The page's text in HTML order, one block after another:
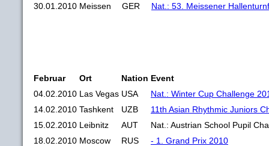
30.01.2010 Meissen GER Nat.: 53. Meissener
Februar Ort Nation Event
04.02.2010 Las Vegas USA
Nat.: Winter Cup Challenge
14.02.2010 Tashkent UZB
11th Asian Rhythmic Juniors
15.02.2010 Leibnitz AUT
Nat.: Austrian School Pupil
18.02.2010 Moscow RUS
- 1. Grand Prix 2010